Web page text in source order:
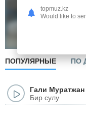
Казахстана!
ПОПУЛЯРНЫЕ ПО
Гали Муратжан
Бир сулу
topmuz.kz
Would like to